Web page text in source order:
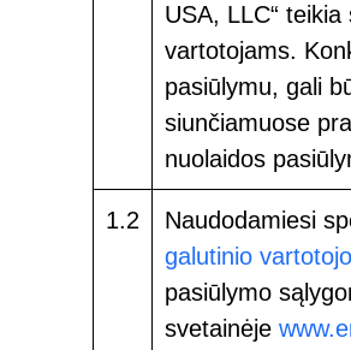
USA, LLC“
vartotojams.
pasiūlymu, gali
siunčiamuose
nuolaidos
1.2
Naudodamiesi
galutinio
pasiūlymo
svetainėje